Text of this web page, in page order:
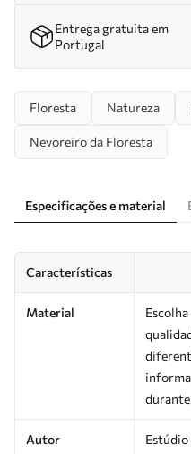
Entrega gratuita em
Portugal
Floresta Natureza
Nevoreiro da Floresta
Especificações e material
Características
Material
durante
Autor Estúdio